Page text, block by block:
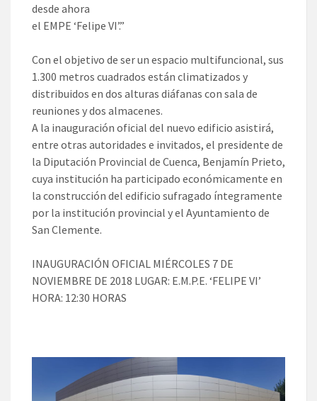
desde ahora
el EMPE ‘Felipe VI’.”
Con el objetivo de ser un espacio multifuncional, sus
1.300 metros cuadrados están climatizados y
distribuidos en dos alturas diáfanas con sala de
reuniones y dos almacenes.
A la inauguración oficial del nuevo edificio asistirá,
entre otras autoridades e invitados, el presidente de
la Diputación Provincial de Cuenca, Benjamín Prieto,
cuya institución ha participado económicamente en
la construcción del edificio sufragado íntegramente
por la institución provincial y el Ayuntamiento de
San Clemente.
INAUGURACIÓN OFICIAL MIÉRCOLES 7 DE
NOVIEMBRE DE 2018 LUGAR: E.M.P.E. ‘FELIPE VI’
HORA: 12:30 HORAS